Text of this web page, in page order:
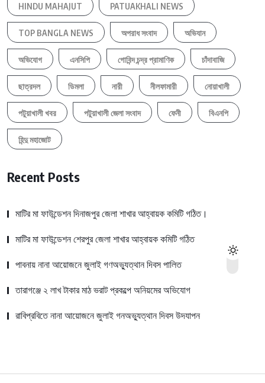
HINDU MAHAJUT PATUAKHALI NEWS
TOP BANGLA NEWS অপরাধ সংবাদ অভিযান
অভিযোগ এনসিপি গোবিন্দ চন্দ্র প্রামাণিক চাঁদাবাজি
ছাত্রদল ডিমলা নারী নীলফামারী নোয়াখালী
পটুয়াখালী খবর পটুয়াখালী জেলা সংবাদ ফেনী বিএনপি
হিন্দু মহাজোট
Recent Posts
মাটির মা ফাউন্ডেশন দিনাজপুর জেলা শাখার আহ্বায়ক কমিটি গঠিত।
মাটির মা ফাউন্ডেশন শেরপুর জেলা শাখার আহ্বায়ক কমিটি গঠিত
পাবনায় নানা আয়োজনে জুলাই গণঅভ্যুত্থান দিবস পালিত
তারাগঞ্জে ২ লাখ টাকার মাঠ ভরাট প্রকল্পে অনিয়মের অভিযোগ
রাবিপ্রবিতে নানা আয়োজনে জুলাই গনঅভ্যুত্থান দিবস উদযাপন